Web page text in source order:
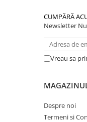
CUMPĂRĂ
Newsletter
Vreau sa
Despre noi
Termeni si